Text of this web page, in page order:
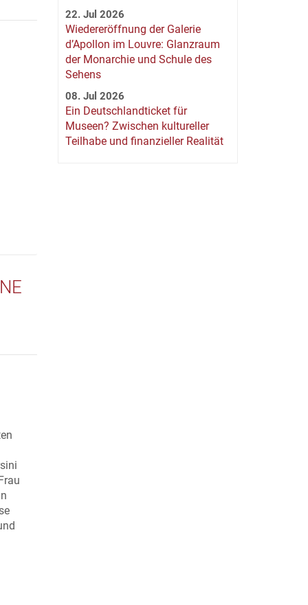
22. Jul 2026
Wiedereröffnung der Galerie
d’Apollon im Louvre: Glanzraum
der Monarchie und Schule des
Sehens
08. Jul 2026
Ein Deutschlandticket für
Museen? Zwischen kultureller
Teilhabe und finanzieller Realität